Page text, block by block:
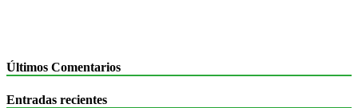
Últimos Comentarios
Entradas recientes